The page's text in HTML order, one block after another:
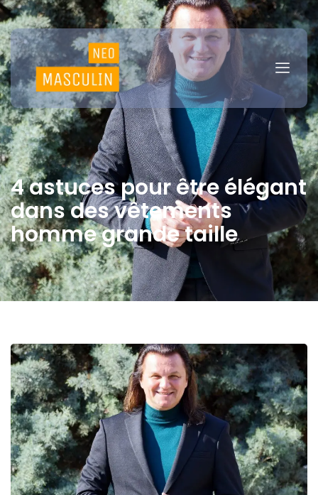
4 astuces pour être élégant
dans des vêtements
homme grande taille